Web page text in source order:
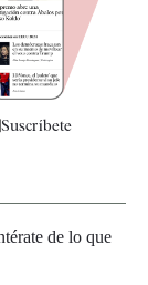
Suscríbete
de lo que